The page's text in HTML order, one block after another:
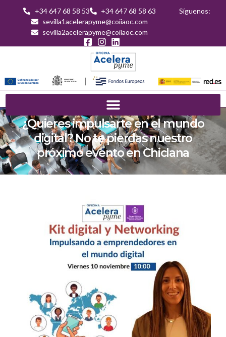
+34 647 68 58 53
+34 647 68 58 63
sevilla1acelerapyme@coiiaoc.com
sevilla2acelerapyme@coiiaoc.com
Síguenos:
¿Quieres impulsarte en el mundo
digital? No te pierdas nuestro
próximo evento en Chiclana